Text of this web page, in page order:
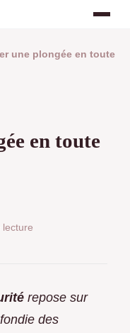
une plongée en toute
en toute
lecture
repose sur
des